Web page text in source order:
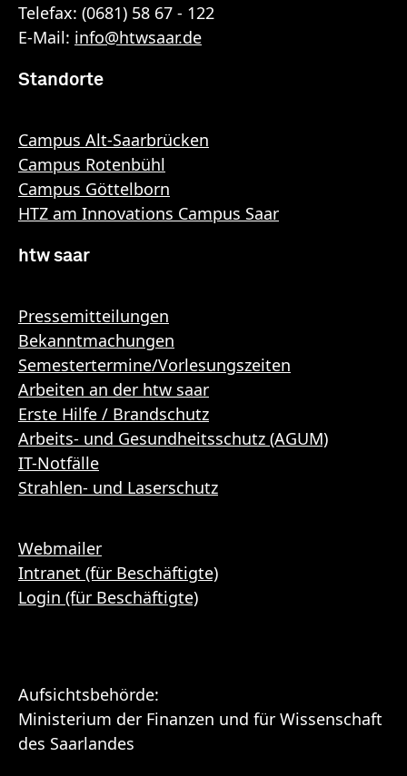
Telefax: (0681) 58 67 - 122
E-Mail: info@htwsaar.de
Standorte
Campus Alt-Saarbrücken
Campus Rotenbühl
Campus Göttelborn
HTZ am Innovations Campus Saar
htw saar
Pressemitteilungen
Bekanntmachungen
Semestertermine/Vorlesungszeiten
Arbeiten an der htw saar
Erste Hilfe / Brandschutz
Arbeits- und Gesundheitsschutz (AGUM)
IT-Notfälle
Strahlen- und Laserschutz
Webmailer
Intranet (für Beschäftigte)
Login (für Beschäftigte)
Aufsichtsbehörde:
Ministerium der Finanzen und für Wissenschaft
des Saarlandes